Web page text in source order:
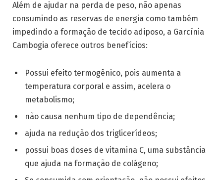
Além de ajudar na perda de peso, não apenas
consumindo as reservas de energia como também
impedindo a formação de tecido adiposo, a Garcínia
Cambogia oferece outros benefícios:
Possui efeito termogênico, pois aumenta a
temperatura corporal e assim, acelera o
metabolismo;
não causa nenhum tipo de dependência;
ajuda na redução dos triglicerídeos;
possui boas doses de vitamina C, uma substância
que ajuda na formação de colágeno;